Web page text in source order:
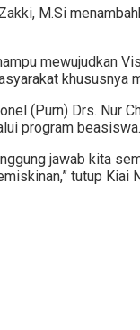
M.Si
mewujudkan
khususnya
(Purn) Drs. Nur
program beasiswa.
jawab kita
tutup Kiai